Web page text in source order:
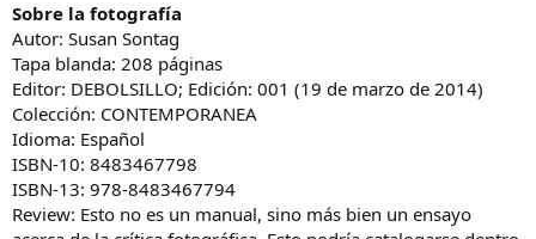
Sobre la fotografía
Autor: Susan Sontag
Tapa blanda: 208 páginas
Editor: DEBOLSILLO; Edición: 001 (19 de marzo de 2014)
Colección: CONTEMPORANEA
Idioma: Español
ISBN-10: 8483467798
ISBN-13: 978-8483467794
Review: Esto no es un manual, sino más bien un ensayo